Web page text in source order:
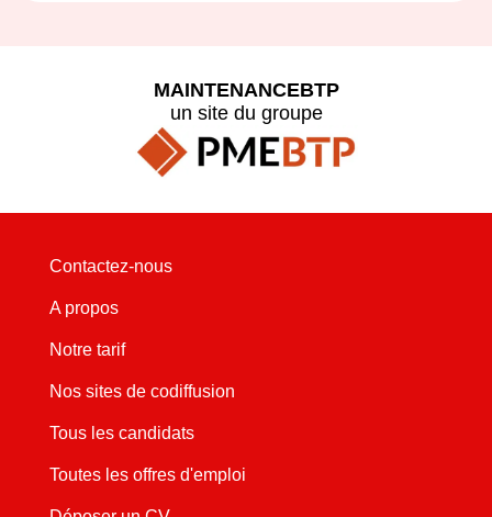
MAINTENANCEBTP
un site du groupe
Contactez-nous
A propos
Notre tarif
Nos sites de codiffusion
Tous les candidats
Toutes les offres d'emploi